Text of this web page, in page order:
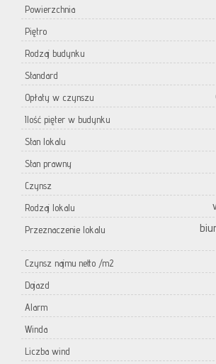
Powierzchnia
Piętro
Rodzaj budynku
Standard
Opłaty w czynszu
Ilość pięter w budynku
Stan lokalu
Stan prawny
Czynsz
Rodzaj lokalu
Przeznaczenie lokalu
Czynsz najmu netto /m2
Dojazd
Alarm
Winda
Liczba wind